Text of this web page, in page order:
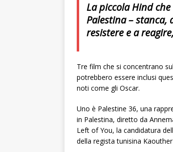
La piccola Hind
Palestina –
resistere e a
Tre film che si concentrano
potrebbero essere inclusi
noti come gli Oscar.
Uno è Palestine 36, una
in Palestina, diretto da
Left of You, la candidatura
della regista tunisina